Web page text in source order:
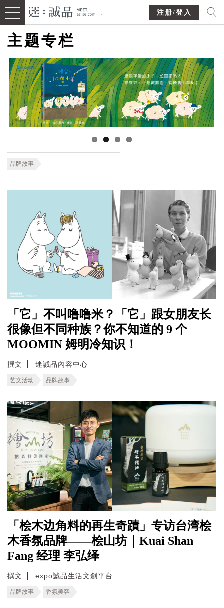
注册/登入
主题专栏
品牌故事
「它」不叫噜噜米？「它」跟女朋友长
很像但不同种族？你不知道的 9 个
MOOMIN 姆明冷知识！
撰文 迷誠品內容中心
艺文活动 品牌故事
「桧木边角料的再生奇蹟」专访台湾桧
木香氛品牌——桧山坊｜Kuai Shan
Fang 经理 李弘绎
撰文 expo誠品生活文創平台
品牌故事 香氛美容